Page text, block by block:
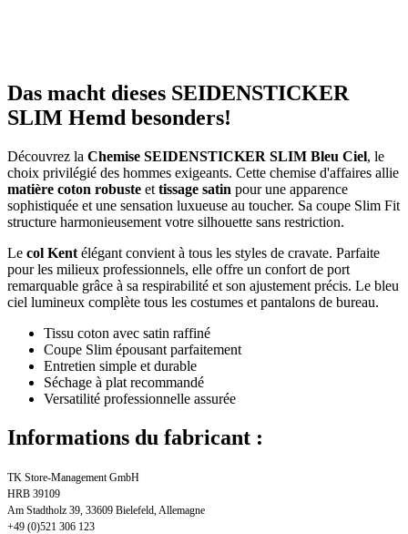
Das macht dieses SEIDENSTICKER
SLIM Hemd besonders!
Découvrez la Chemise SEIDENSTICKER SLIM Bleu Ciel, le
choix privilégié des hommes exigeants. Cette chemise d'affaires allie
matière coton robuste et tissage satin pour une apparence
sophistiquée et une sensation luxueuse au toucher. Sa coupe Slim Fit
structure harmonieusement votre silhouette sans restriction.
Le col Kent élégant convient à tous les styles de cravate. Parfaite
pour les milieux professionnels, elle offre un confort de port
remarquable grâce à sa respirabilité et son ajustement précis. Le bleu
ciel lumineux complète tous les costumes et pantalons de bureau.
Tissu coton avec satin raffiné
Coupe Slim épousant parfaitement
Entretien simple et durable
Séchage à plat recommandé
Versatilité professionnelle assurée
Informations du fabricant :
TK Store-Management GmbH
HRB 39109
Am Stadtholz 39, 33609 Bielefeld, Allemagne
+49 (0)521 306 123